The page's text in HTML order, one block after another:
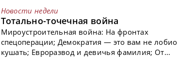
Новости недели
Тотально-точечная война
Мироустроительная война: На фронтах
спецоперации; Демократия — это вам не лобио
кушать; Евроразвод и девичья фамилия; От...